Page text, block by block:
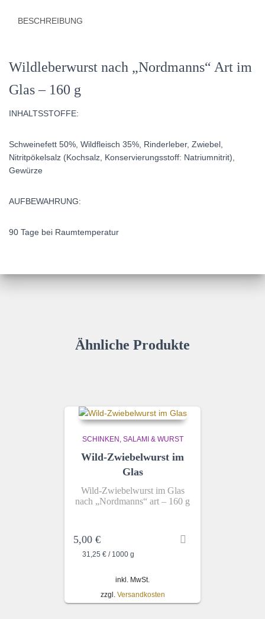
BESCHREIBUNG
Wildleberwurst nach „Nordmanns“ Art im
Glas – 160 g
INHALTSSTOFFE:
Schweinefett 50%, Wildfleisch 35%, Rinderleber, Zwiebel,
Nitritpökelsalz (Kochsalz, Konservierungsstoff: Natriumnitrit),
Gewürze
AUFBEWAHRUNG:
90 Tage bei Raumtemperatur
Ähnliche Produkte
SCHINKEN, SALAMI & WURST
Wild-Zwiebelwurst im
Glas
Wild-Zwiebelwurst im Glas
nach „Nordmanns“ art – 160 g
5,00 €
31,25 € / 1000 g
inkl. MwSt.
zzgl. Versandkosten